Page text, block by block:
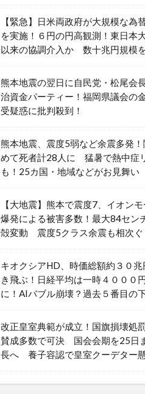
【緊急】日米両政府が大規模な為
を実施！６円の円高観測！東日本
以来の協調介入か 数十兆円規模
熊本地震の翌日に自民党・松尾会
治資金パーティー！福岡県議会の
受疑惑に批判殺到！
熊本地震、震度5弱など余震多発！
めて死者計28人に 猛暑で熱中症
も！25カ国・地域などがお見舞い
【大地震】熊本で震度7、イオン
爆発による被害多数！最大84セン
殻変動 震度5クラス余震も相次ぐ
キオクシアHD、時価総額約３０兆
き飛ぶ！日経平均は一時４０００
に！AIバブル崩壊？過去５番目の
改正皇室典範が成立！国旗損壊処
賛成多数で可決 国会会期を25日
長へ 養子容認で皇室クーデター